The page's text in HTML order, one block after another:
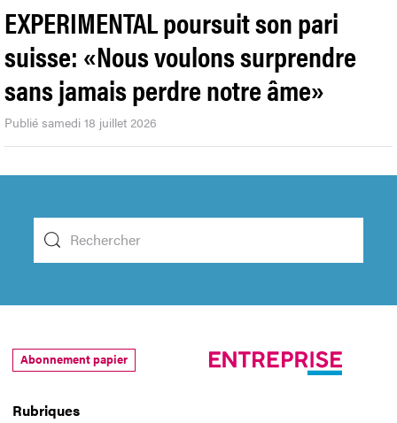
EXPERIMENTAL poursuit son pari
suisse: «Nous voulons surprendre
sans jamais perdre notre âme»
Publié samedi 18 juillet 2026
Rubriques
Abonnement papier